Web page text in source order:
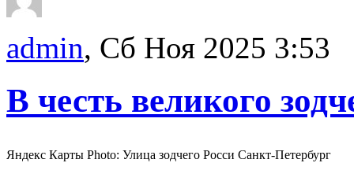
admin, Сб Ноя 2025 3:53
В честь великого
Яндекс Карты Photo: Улица зодчего Росси Санкт-Петербург